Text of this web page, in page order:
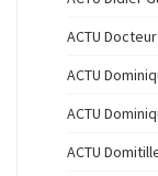
ACTU
ACTU
ACTU
ACTU